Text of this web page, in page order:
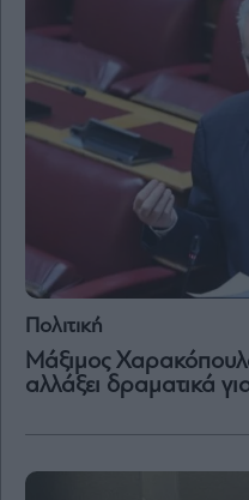
Μετοχές
Αγορές
Trader's
book
The
Value
Investor
Crypto
Χρηματιστηριακές
Ανακοινώσεις
Πολιτική
Μάξιμος
αλλάξει δραματικά